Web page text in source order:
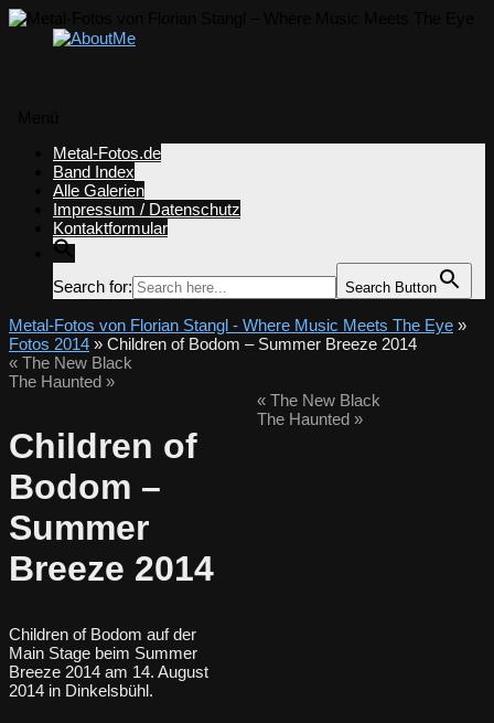
springen
Metal-Fotos.de
Band Index
Alle Galerien
Impressum / Datenschutz
Kontaktformular
Search for: Search Button
Metal-Fotos von Florian Stangl - Where Music Meets The Eye »
Fotos 2014 » Children of Bodom – Summer Breeze 2014
« The New Black
The Haunted »
Children of
Bodom –
Summer
Breeze 2014
Children of Bodom auf der
Main Stage beim Summer
Breeze 2014 am 14. August
2014 in Dinkelsbühl.
«The New Black
The Haunted »